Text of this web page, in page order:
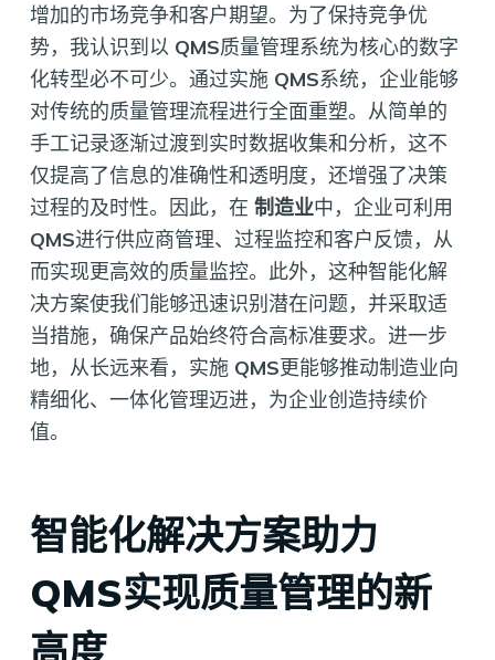
增加的市场竞争和客户期望。为了保持竞争优
势，我认识到以 QMS质量管理系统为核心的数字
化转型必不可少。通过实施 QMS系统，企业能够
对传统的质量管理流程进行全面重塑。从简单的
手工记录逐渐过渡到实时数据收集和分析，这不
仅提高了信息的准确性和透明度，还增强了决策
过程的及时性。因此，在 制造业中，企业可利用
QMS进行供应商管理、过程监控和客户反馈，从
而实现更高效的质量监控。此外，这种智能化解
决方案使我们能够迅速识别潜在问题，并采取适
当措施，确保产品始终符合高标准要求。进一步
地，从长远来看，实施 QMS更能够推动制造业向
精细化、一体化管理迈进，为企业创造持续价
值。
智能化解决方案助力
QMS实现质量管理的新
高度